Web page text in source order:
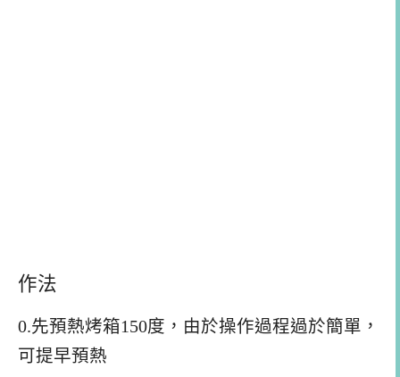
作法
0.先預熱烤箱150度，由於操作過程過於簡單，
可提早預熱